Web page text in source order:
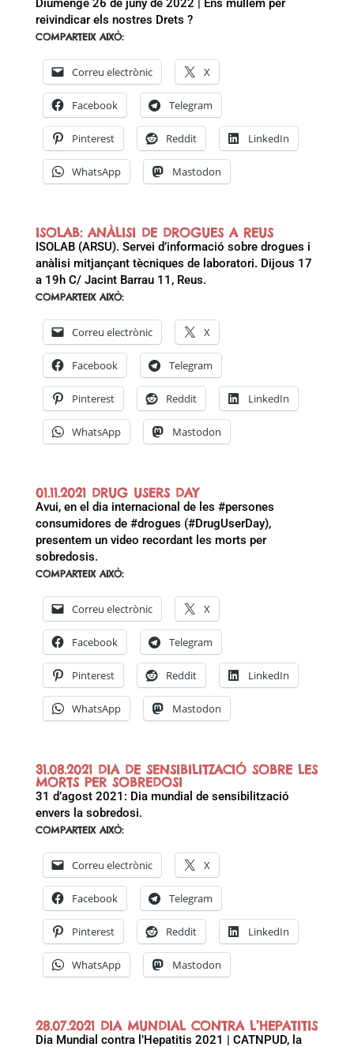
Diumenge 26 de juny de 2022 | Ens mullem per
reivindicar els nostres Drets ?
COMPARTEIX AIXÒ:
Correu electrònic X
Facebook Telegram
Pinterest Reddit LinkedIn
WhatsApp Mastodon
ISOLAB: ANÀLISI DE DROGUES A REUS
ISOLAB (ARSU). Servei d’informació sobre drogues i
anàlisi mitjançant tècniques de laboratori. Dijous 17
a 19h C/ Jacint Barrau 11, Reus.
COMPARTEIX AIXÒ:
Correu electrònic X
Facebook Telegram
Pinterest Reddit LinkedIn
WhatsApp Mastodon
01.11.2021 DRUG USERS DAY
Avui, en el dia internacional de les #persones
consumidores de #drogues (#DrugUserDay),
presentem un video recordant les morts per
sobredosis.
COMPARTEIX AIXÒ:
Correu electrònic X
Facebook Telegram
Pinterest Reddit LinkedIn
WhatsApp Mastodon
31.08.2021 DIA DE SENSIBILITZACIÓ SOBRE LES
MORTS PER SOBREDOSI
31 d’agost 2021: Dia mundial de sensibilització
envers la sobredosi.
COMPARTEIX AIXÒ:
Correu electrònic X
Facebook Telegram
Pinterest Reddit LinkedIn
WhatsApp Mastodon
28.07.2021 DIA MUNDIAL CONTRA L’HEPATITIS
Dia Mundial contra l’Hepatitis 2021 | CATNPUD, la